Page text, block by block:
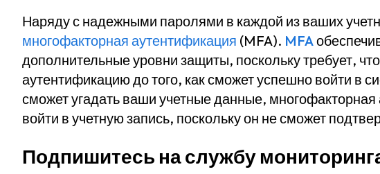
Наряду с надежными паролями в каждой из ваших
многофакторная аутентификация (MFA). MFA
дополнительные уровни защиты, поскольку требует,
аутентификацию до того, как сможет успешно войти в
сможет угадать ваши учетные данные,
войти в учетную запись, поскольку он не сможет
Подпишитесь на службу